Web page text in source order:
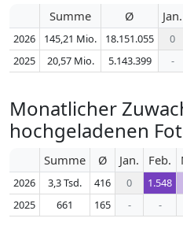
Summe Ø Jan.
2026 145,21 Mio. 18.151.055 0
2025
20,57 Mio. 5.143.399 -
Monatlicher
hochgeladenen
Summe Ø Jan. Feb.
2026 3,3 Tsd. 416 0 1.548
2025
661 165 - -